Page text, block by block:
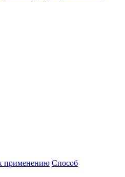
применению Способ